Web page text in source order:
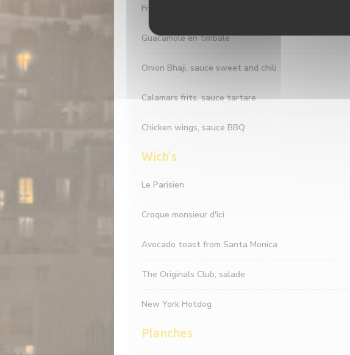
Frites délicieuses
Guacamole en timbale
Onion Bhaji, sauce sweet and chili
Calamars frits, sauce tartare
Chicken wings, sauce BBQ
Wich's
Le Parisien
Croque monsieur d'ici
Avocado toast from Santa Monica
The Originals Club, salade
New York Hotdog
Planches